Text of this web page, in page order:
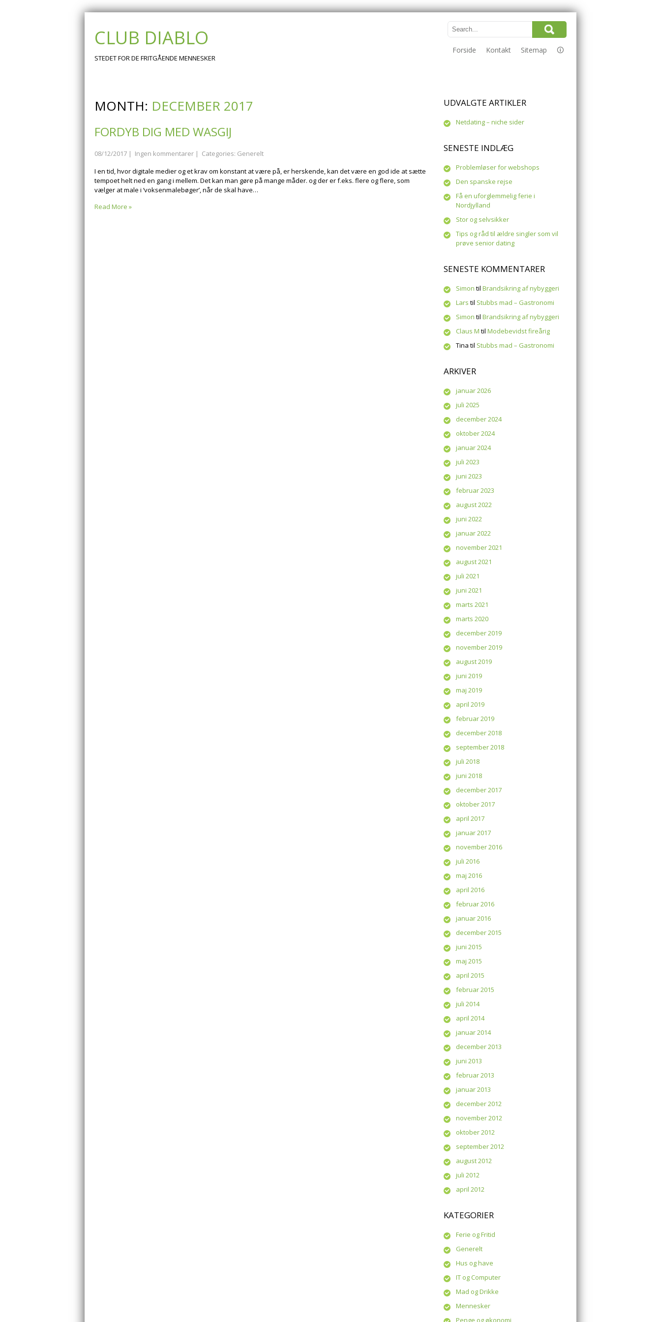
CLUB DIABLO
STEDET FOR DE FRITGÅENDE MENNESKER
Forside Kontakt Sitemap 🛈
MONTH: DECEMBER 2017
FORDYB DIG MED WASGIJ
08/12/2017 | Ingen kommentarer | Categories: Generelt
I en tid, hvor digitale medier og et krav om konstant at være på, er herskende, kan det være en god ide at sætte
tempoet helt ned en gang i mellem. Det kan man gøre på mange måder. og der er f.eks. flere og flere, som
vælger at male i ‘voksenmalebøger’, når de skal have…
Read More »
UDVALGTE ARTIKLER
Netdating – niche sider
SENESTE INDLÆG
Problemløser for webshops
Den spanske rejse
Få en uforglemmelig ferie i
Nordjylland
Stor og selvsikker
Tips og råd til ældre singler som vil
prøve senior dating
SENESTE KOMMENTARER
Simon til Brandsikring af nybyggeri
Lars til Stubbs mad – Gastronomi
Simon til Brandsikring af nybyggeri
Claus M til Modebevidst fireårig
Tina til Stubbs mad – Gastronomi
ARKIVER
januar 2026
juli 2025
december 2024
oktober 2024
januar 2024
juli 2023
juni 2023
februar 2023
august 2022
juni 2022
januar 2022
november 2021
august 2021
juli 2021
juni 2021
marts 2021
marts 2020
december 2019
november 2019
august 2019
juni 2019
maj 2019
april 2019
februar 2019
december 2018
september 2018
juli 2018
juni 2018
december 2017
oktober 2017
april 2017
januar 2017
november 2016
juli 2016
maj 2016
april 2016
februar 2016
januar 2016
december 2015
juni 2015
maj 2015
april 2015
februar 2015
juli 2014
april 2014
januar 2014
december 2013
juni 2013
februar 2013
januar 2013
december 2012
november 2012
oktober 2012
september 2012
august 2012
juli 2012
april 2012
KATEGORIER
Ferie og Fritid
Generelt
Hus og have
IT og Computer
Mad og Drikke
Mennesker
Penge og økonomi